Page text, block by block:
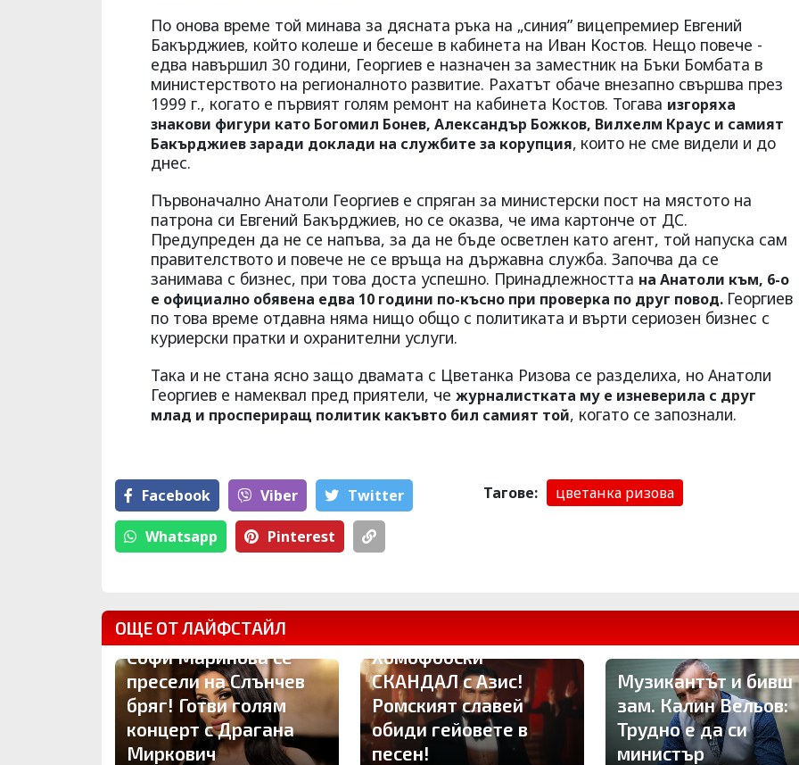
По онова време той минава за дясната ръка на „синия” вицепремиер Евгений
Бакърджиев, който колеше и бесеше в кабинета на Иван Костов. Нещо повече -
едва навършил 30 години, Георгиев е назначен за заместник на Бъки Бомбата в
министерството на регионалното развитие. Рахатът обаче внезапно свършва през
1999 г., когато е първият голям ремонт на кабинета Костов. Тогава изгоряха
знакови фигури като Богомил Бонев, Александър Божков, Вилхелм Краус и самият
Бакърджиев заради доклади на службите за корупция, които не сме видели и до
днес.
Първоначално Анатоли Георгиев е спряган за министерски пост на мястото на
патрона си Евгений Бакърджиев, но се оказва, че има картонче от ДС.
Предупреден да не се напъва, за да не бъде осветлен като агент, той напуска сам
правителството и повече не се връща на държавна служба. Започва да се
занимава с бизнес, при това доста успешно. Принадлежността на Анатоли към, 6-о
е официално обявена едва 10 години по-късно при проверка по друг повод. Георгиев
по това време отдавна няма нищо общо с политиката и върти сериозен бизнес с
куриерски пратки и охранителни услуги.
Така и не стана ясно защо двамата с Цветанка Ризова се разделиха, но Анатоли
Георгиев е намеквал пред приятели, че журналистката му е изневерила с друг
млад и проспериращ политик какъвто бил самият той, когато се запознали.
Facebook Viber Тwitter
Whatsapp Pinterest
Тагове: цветанка ризова
ОЩЕ ОТ ЛАЙФСТАЙЛ
Софи Маринова се
пресели на Слънчев
бряг! Готви голям
концерт с Драгана
Миркович
Хомофобски
СКАНДАЛ с Азис!
Ромският славей
обиди гейовете в
песен!
Музикантът и бивш
зам. Калин Вельов:
Трудно е да си
министър